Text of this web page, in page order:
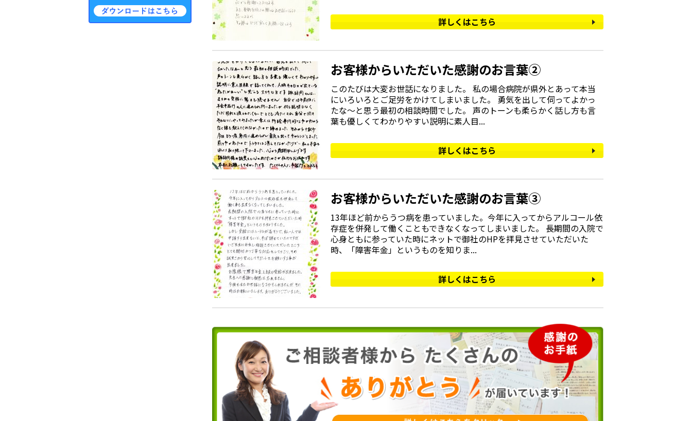
詳しくはこちら
お客様からいただいた感謝のお言葉②
このたびは大変お世話になりました。 私の場合病院が県外とあって本当
にいろいろとご足労をかけてしまいました。 勇気を出して伺ってよかっ
たな〜と思う最初の相談時間でした。 声のトーンも柔らかく話し方も言
葉も優しくてわかりやすい説明に素人目...
詳しくはこちら
お客様からいただいた感謝のお言葉③
13年ほど前からうつ病を患っていました。今年に入ってからアルコール依
存症を併発して働くこともできなくなってしまいました。 長期間の入院で
心身ともに参っていた時にネットで御社のHPを拝見させていただいた
時、「障害年金」というものを知りま...
詳しくはこちら